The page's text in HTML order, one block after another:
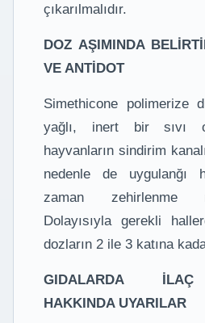
çıkarılmalıdır.
DOZ AŞIMINDA
VE ANTİDOT
Simethicone polimerize
yağlı, inert bir sıvı
hayvanların sindirim
nedenle de uygulanğı
zaman zehirlenme
Dolayısıyla gerekli
dozların 2 ile 3 katına
GIDALARDA İLAÇ
HAKKINDA UYARILAR